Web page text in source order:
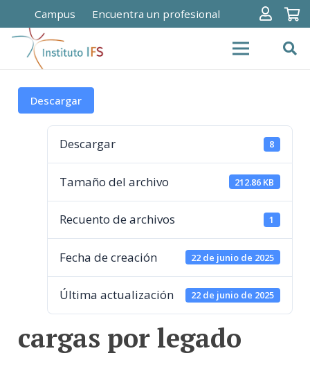
Campus Encuentra un profesional
Descargar
Descargar 8
Tamaño del archivo 212.86 KB
Recuento de archivos 1
Fecha de creación 22 de junio de 2025
Última actualización 22 de junio de 2025
cargas por legado